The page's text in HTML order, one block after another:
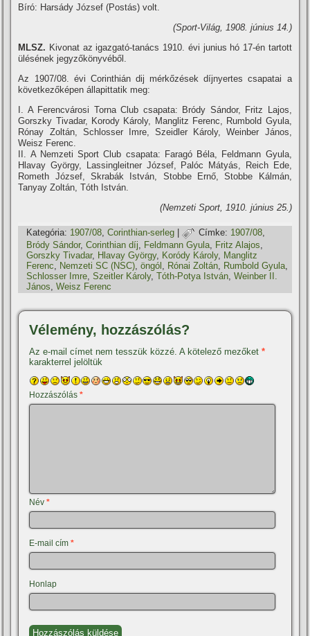
Bí­ró: Harsády József (Postás) volt.
(Sport-Világ, 1908. június 14.)
MLSZ. Kivonat az igazgató-tanács 1910. évi junius hó 17-én tartott
ülésének jegyzőkönyvéből.
Az 1907/08. évi Corinthián dij mérkőzések dí­jnyertes csapatai a
következőképen állapittatik meg:
I. A Ferencvárosi Torna Club csapata: Bródy Sándor, Fritz Lajos,
Gorszky Tivadar, Korody Károly, Manglitz Ferenc, Rumbold Gyula,
Rónay Zoltán, Schlosser Imre, Szeidler Károly, Weinber János,
Weisz Ferenc.
II. A Nemzeti Sport Club csapata: Faragó Béla, Feldmann Gyula,
Hlavay György, Lassingleitner József, Palóc Mátyás, Reich Ede,
Rometh József, Skrabák István, Stobbe Ernő, Stobbe Kálmán,
Tanyay Zoltán, Tóth István.
(Nemzeti Sport, 1910. június 25.)
Kategória: 1907/08,Corinthian-serleg | Címke: 1907/08,
Bródy Sándor,Corinthian dí­j, Feldmann Gyula, Fritz Alajos,
Gorszky Tivadar, Hlavay György, Koródy Károly, Manglitz
Ferenc, Nemzeti SC (NSC),öngól , Rónai Zoltán, Rumbold Gyula,
Schlosser Imre,Szeitler Károly,Tóth-Potya István,Weinber II.
János,Weisz Ferenc
Vélemény, hozzászólás?
Az e-mail címet nem tesszük közzé. A kötelező mezőket*
karakterrel jelöltük
Hozzászólás*
Név*
E-mail cím*
Honlap